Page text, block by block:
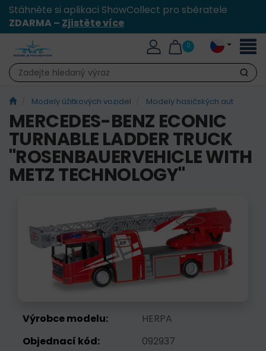
Stáhněte si aplikaci ShowCollect pro sběratele
ZDARMA – Zjistěte více
0
Hledat
Modely úžitkových vozidel Modely hasičských aut
MERCEDES-BENZ ECONIC
TURNABLE LADDER TRUCK
"ROSENBAUERVEHICLE WITH
METZ TECHNOLOGY"
Výrobce modelu:
HERPA
Objednací kód:
092937